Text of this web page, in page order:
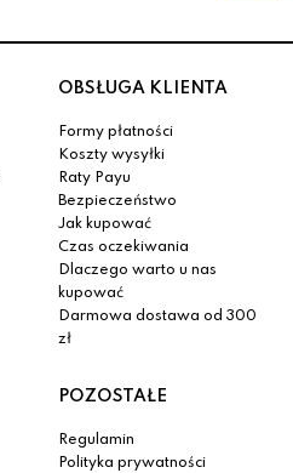
OBSŁUGA KLIENTA
Formy płatności
Koszty wysyłki
Raty Payu
Bezpieczeństwo
Jak kupować
Czas oczekiwania
Dlaczego warto u nas
kupować
Darmowa dostawa od 300
zł
POZOSTAŁE
Regulamin
Polityka prywatności